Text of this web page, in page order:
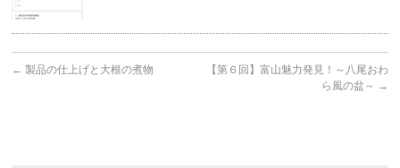
← 製品の仕上げと大根の煮物
【第６回】富山魅力発見！～八尾おわ
ら風の盆～ →